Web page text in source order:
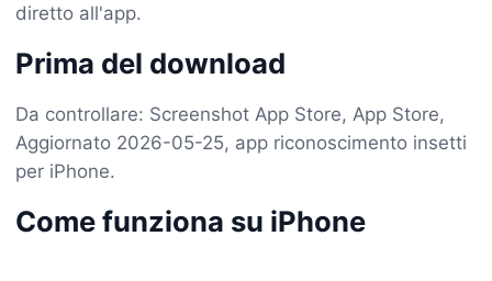
diretto all'app.
Prima del download
Da controllare: Screenshot App Store, App Store,
Aggiornato 2026-05-25, app riconoscimento insetti
per iPhone.
Come funziona su iPhone